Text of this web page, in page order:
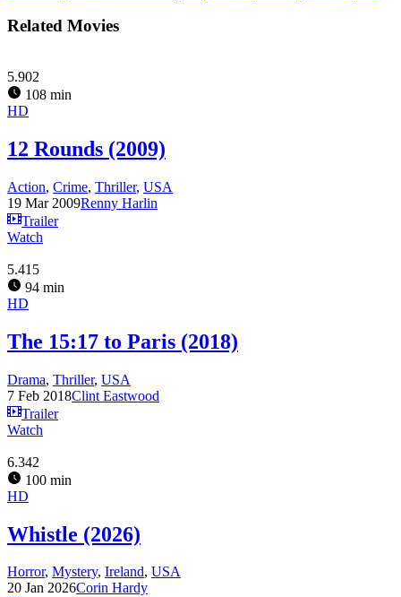
Related Movies
5.902
108 min
HD
12 Rounds (2009)
Action, Crime, Thriller, USA
19 Mar 2009Renny Harlin
Trailer
Watch
5.415
94 min
HD
The 15:17 to Paris (2018)
Drama, Thriller, USA
7 Feb 2018Clint Eastwood
Trailer
Watch
6.342
100 min
HD
Whistle (2026)
Horror, Mystery, Ireland, USA
20 Jan 2026Corin Hardy